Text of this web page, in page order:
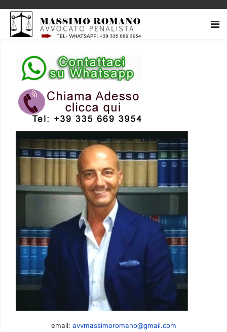
email: avvmassimoromano@gmail.com